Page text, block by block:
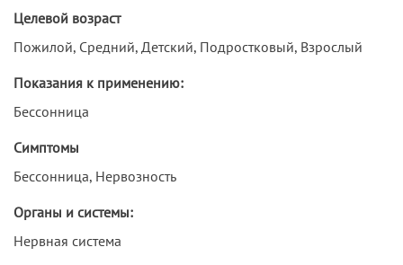
Целевой возраст
Пожилой, Средний, Детский, Подростковый, Взрослый
Показания к применению:
Бессонница
Симптомы
Бессонница, Нервозность
Органы и системы:
Нервная система